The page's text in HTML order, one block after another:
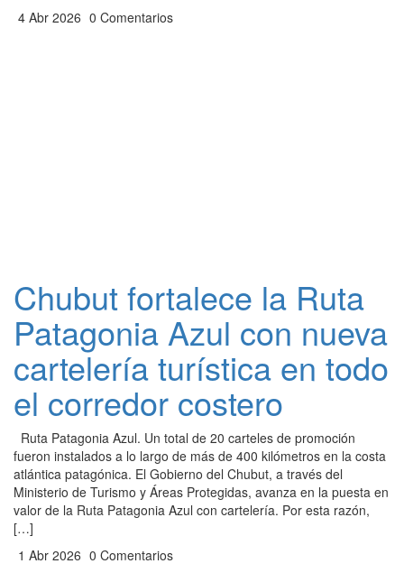
4 Abr 2026 0 Comentarios
Chubut fortalece la Ruta
Patagonia Azul con nueva
cartelería turística en todo
el corredor costero
​Ruta Patagonia Azul. Un total de 20 carteles de promoción
fueron instalados a lo largo de más de 400 kilómetros en la costa
atlántica patagónica. ​El Gobierno del Chubut, a través del
Ministerio de Turismo y Áreas Protegidas, avanza en la puesta en
valor de la Ruta Patagonia Azul con cartelería. Por esta razón,
[…]
1 Abr 2026 0 Comentarios